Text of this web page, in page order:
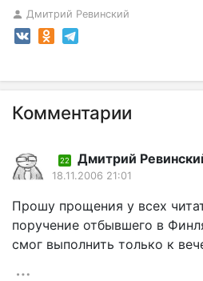
Дмитрий Ревинский
Комментарии
22 Дмитрий
18.11.2006 21:01
Прошу прощения у всех
поручение отбывшего в
смог выполнить только к